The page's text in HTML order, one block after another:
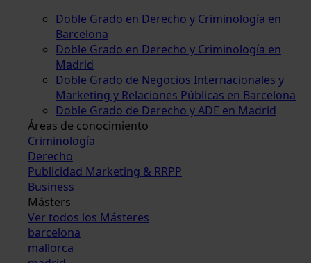
Doble Grado en Derecho y Criminología en
Barcelona
Doble Grado en Derecho y Criminología en
Madrid
Doble Grado de Negocios Internacionales y
Marketing y Relaciones Públicas en Barcelona
Doble Grado de Derecho y ADE en Madrid
Áreas de conocimiento
Criminología
Derecho
Publicidad Marketing & RRPP
Business
Másters
Ver todos los Másteres
barcelona
mallorca